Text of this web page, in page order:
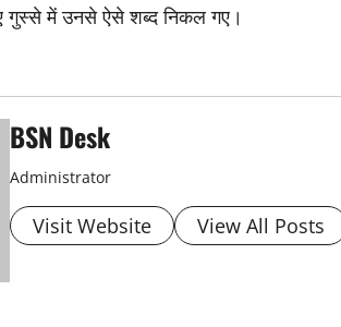
गुस्से में उनसे ऐसे शब्द निकल गए।
BSN Desk
Administrator
Visit Website View All Posts